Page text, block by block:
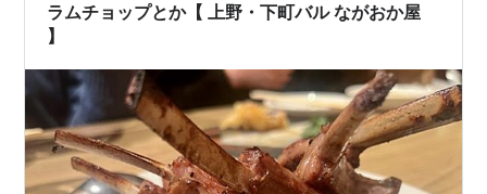
ラムチョップとか【 上野・下町バル ながおか屋
】